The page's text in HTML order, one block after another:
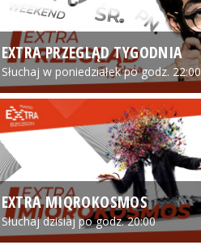
EXTRA PRZEGLĄD TYGODNIA
Słuchaj w poniedziałek po godz. 22:00
EXTRA MIQROKOSMOS
Słuchaj dzisiaj po godz. 20:00